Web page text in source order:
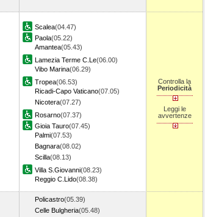
Scalea(04.47)
Paola(05.22)
Amantea(05.43)
Lamezia Terme C.Le(06.00)
Vibo Marina(06.29)
Tropea(06.53)
Ricadi-Capo Vaticano(07.05)
Nicotera(07.27)
Rosarno(07.37)
Gioia Tauro(07.45)
Palmi(07.53)
Bagnara(08.02)
Scilla(08.13)
Villa S.Giovanni(08.23)
Reggio C.Lido(08.38)
Controlla la
Periodicità
Leggi le
avvertenze
Policastro(05.39)
Celle Bulgheria(05.48)